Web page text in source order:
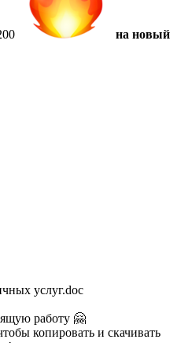
на новый
услуг.doc
работу 🤗
копировать и скачивать